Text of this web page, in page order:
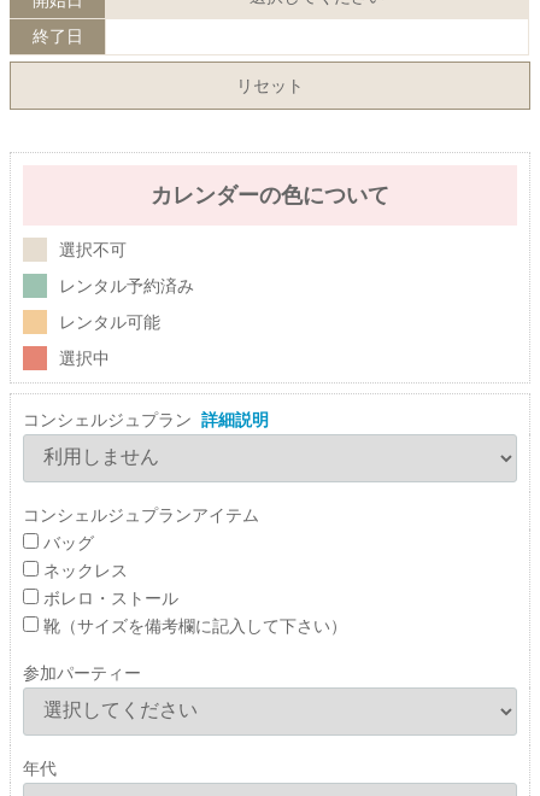
終了日
リセット
カレンダーの色について
選択不可
レンタル予約済み
レンタル可能
選択中
コンシェルジュプラン 詳細説明
コンシェルジュプランアイテム
バッグ
ネックレス
ボレロ・ストール
靴（サイズを備考欄に記入して下さい）
参加パーティー
年代